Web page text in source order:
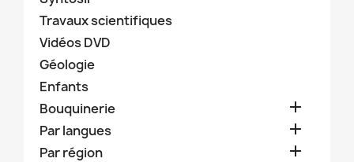
Travaux scientifiques
Vidéos DVD
Géologie
Enfants
Bouquinerie

Par langues 
Par région 